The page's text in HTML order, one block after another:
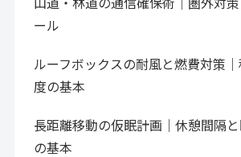
ール
ルーフボックスの耐風と燃費対策
度の基本
長距離移動の仮眠計画｜休憩間隔
の基本